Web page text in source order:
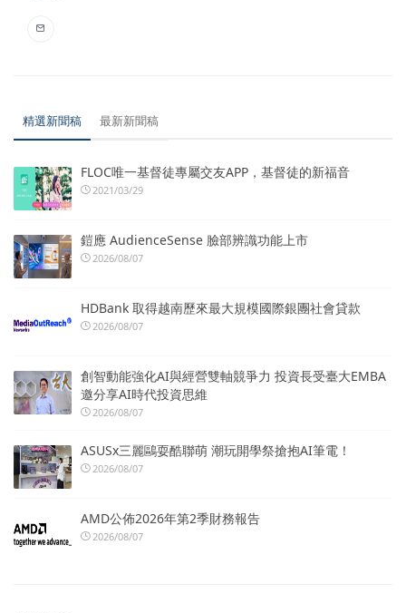
精選新聞稿 最新新聞稿
FLOC唯一基督徒專屬交友APP，基督徒的新福音
2021/03/29
鎧應 AudienceSense 臉部辨識功能上市
2026/08/07
HDBank 取得越南歷來最大規模國際銀團社會貸款
2026/08/07
創智動能強化AI與經營雙軸競爭力 投資長受臺大EMBA
邀分享AI時代投資思維
2026/08/07
ASUSx三麗鷗耍酷聯萌 潮玩開學祭搶抱AI筆電！
2026/08/07
AMD公佈2026年第2季財務報告
2026/08/07